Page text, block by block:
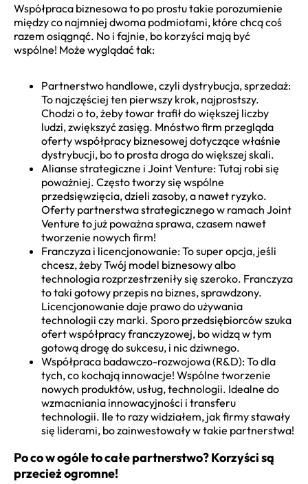
Współpraca biznesowa to po prostu takie porozumienie
między co najmniej dwoma podmiotami, które chcą coś
razem osiągnąć. No i fajnie, bo korzyści mają być
wspólne! Może wyglądać tak:
Partnerstwo handlowe, czyli dystrybucja, sprzedaż:
To najczęściej ten pierwszy krok, najprostszy.
Chodzi o to, żeby towar trafił do większej liczby
ludzi, zwiększyć zasięg. Mnóstwo firm przegląda
oferty współpracy biznesowej dotyczące właśnie
dystrybucji, bo to prosta droga do większej skali.
Alianse strategiczne i Joint Venture: Tutaj robi się
poważniej. Często tworzy się wspólne
przedsięwzięcia, dzieli zasoby, a nawet ryzyko.
Oferty partnerstwa strategicznego w ramach Joint
Venture to już poważna sprawa, czasem nawet
tworzenie nowych firm!
Franczyza i licencjonowanie: To super opcja, jeśli
chcesz, żeby Twój model biznesowy albo
technologia rozprzestrzeniły się szeroko. Franczyza
to taki gotowy przepis na biznes, sprawdzony.
Licencjonowanie daje prawo do używania
technologii czy marki. Sporo przedsiębiorców szuka
ofert współpracy franczyzowej, bo widzą w tym
gotową drogę do sukcesu, i nic dziwnego.
Współpraca badawczo-rozwojowa (R&D): To dla
tych, co kochają innowacje! Wspólne tworzenie
nowych produktów, usług, technologii. Idealne do
wzmacniania innowacyjności i transferu
technologii. Ile to razy widziałem, jak firmy stawały
się liderami, bo zainwestowały w takie partnerstwa!
Po co w ogóle to całe partnerstwo? Korzyści są
przecież ogromne!